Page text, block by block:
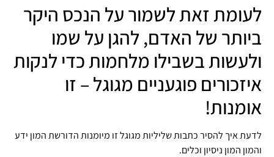
לעומת זאת לשמור על הנכס היקר
ביותר של האדם, להגן על שמו
ולעשות בשבילו מלחמות כדי לנקות
איזכורים פוגעניים מגוגל – זו
אומנות!
לדעת איך להסיר כתבות שליליות מגוגל זו מיומנות הדורשת המון ידע
והמון המון ניסיון וכלים.